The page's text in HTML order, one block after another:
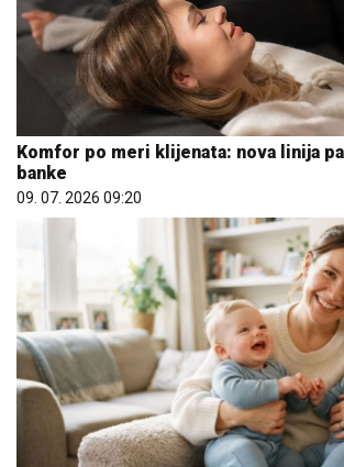
Komfor po meri klijenata: nova linija
banke
09. 07. 2026 09:20